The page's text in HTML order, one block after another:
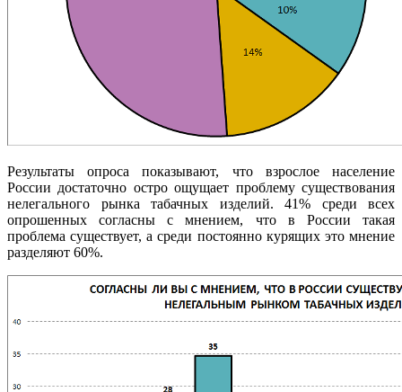
Результаты опроса показывают, что взрослое население
России достаточно остро ощущает проблему существования
нелегального рынка табачных изделий. 41% среди всех
опрошенных согласны с мнением, что в России такая
проблема существует, а среди постоянно курящих это мнение
разделяют 60%.